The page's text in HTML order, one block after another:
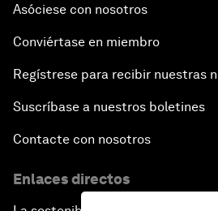
Asóciese con nosotros
Conviértase en miembro
Regístrese para recibir nuestras
Suscríbase a nuestros boletines
Contacte con nosotros
Enlaces directos